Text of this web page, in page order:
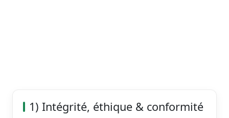
1) Intégrité, éthique & conformité